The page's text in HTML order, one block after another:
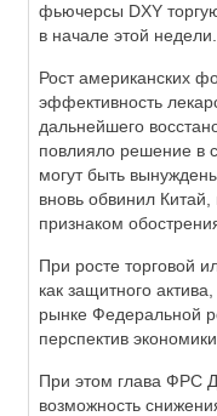
фьючерсы DXY
в начале этой недели.
Рост американских
эффективность
дальнейшего
повлияло решение в
могут быть
вновь обвинил
признаком
При росте торговой
как защитного
рынке Федеральной
перспектив
При этом глава ФРС
возможность